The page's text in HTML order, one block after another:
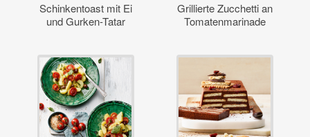
Schinkentoast mit Ei
und Gurken-Tatar
Grillierte Zucchetti an
Tomatenmarinade